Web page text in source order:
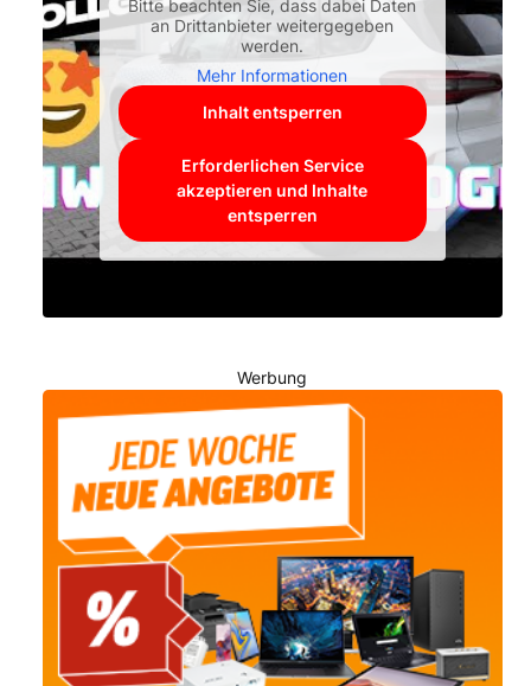
Bitte beachten Sie, dass dabei Daten
an Drittanbieter weitergegeben
werden.
Mehr Informationen
Inhalt entsperren
Erforderlichen Service
akzeptieren und Inhalte
entsperren
Werbung